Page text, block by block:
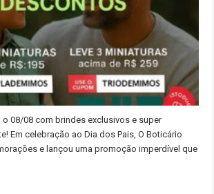
o 08/08 com brindes exclusivos e super
Em celebração ao Dia dos Pais, O Boticário
e lançou uma promoção imperdível que